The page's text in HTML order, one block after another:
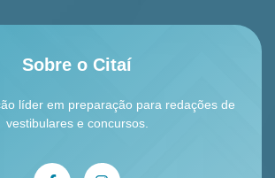
Sobre o Citaí
líder em preparação para redações de
vestibulares e concursos.